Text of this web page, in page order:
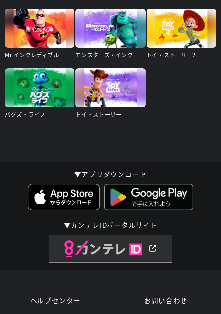
Mr.インクレディブル モンスターズ・インク トイ・ストーリー2
バグズ・ライフ トイ・ストーリー
▼アプリダウンロード
▼カンテレIDポータルサイト
ヘルプセンター お問い合わせ